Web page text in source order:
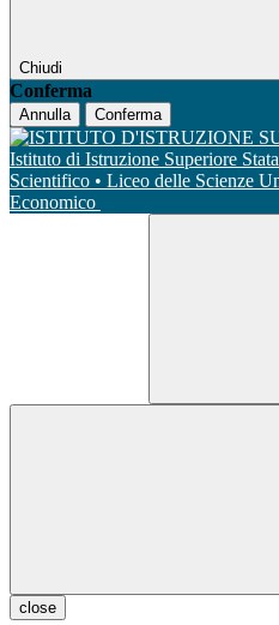
Chiudi
Conferma
Annulla Conferma
Istituto di Istruzione Superiore
Scientifico • Liceo delle Scienze
Economico
close